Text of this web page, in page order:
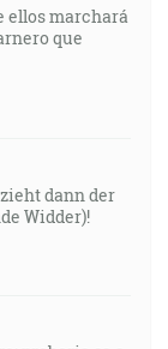
ellos marchará
que
dann der
Widder)!